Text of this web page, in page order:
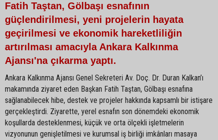
Fatih Taştan, Gölbaşı esnafının
güçlendirilmesi, yeni projelerin hayata
geçirilmesi ve ekonomik hareketliliğin
artırılması amacıyla Ankara Kalkınma
Ajansı'na çıkarma yaptı.
Ankara Kalkınma Ajansı Genel Sekreteri Av. Doç. Dr. Duran Kalkan’ı
makamında ziyaret eden Başkan Fatih Taştan, Gölbaşı esnafına
sağlanabilecek hibe, destek ve projeler hakkında kapsamlı bir istişare
gerçekleştirdi. Ziyarette, yerel esnafın son dönemdeki ekonomik
koşullarda desteklenmesi, küçük ve orta ölçekli işletmelerin
vizyonunun genişletilmesi ve kurumsal iş birliği imkânları masaya